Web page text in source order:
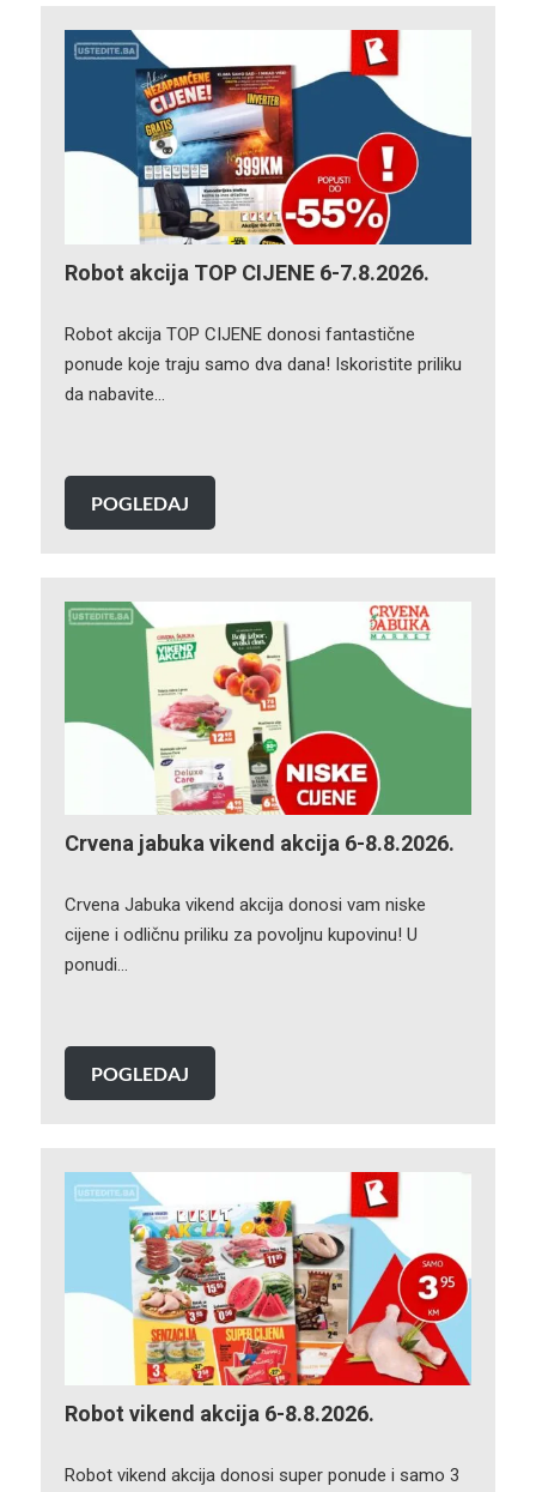
Robot akcija TOP CIJENE 6-7.8.2026.
Robot akcija TOP CIJENE donosi fantastične
ponude koje traju samo dva dana! Iskoristite priliku
da nabavite…
POGLEDAJ
Crvena jabuka vikend akcija 6-8.8.2026.
Crvena Jabuka vikend akcija donosi vam niske
cijene i odličnu priliku za povoljnu kupovinu! U
ponudi…
POGLEDAJ
Robot vikend akcija 6-8.8.2026.
Robot vikend akcija donosi super ponude i samo 3